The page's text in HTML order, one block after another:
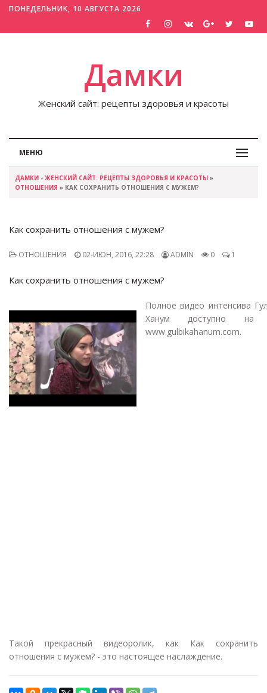
ПОНЕДЕЛЬНИК, 10 АВГУСТА 2026
Дамки
Женский сайт: рецепты здоровья и красоты
МЕНЮ
ДАМКИ - ЖЕНСКИЙ САЙТ: РЕЦЕПТЫ ЗДОРОВЬЯ И КРАСОТЫ »
ОТНОШЕНИЯ » КАК СОХРАНИТЬ ОТНОШЕНИЯ С МУЖЕМ?
Как сохранить отношения с мужем?
ОТНОШЕНИЯ 02-ИЮН, 2016, 22:28 ADMIN 0 1
Как сохранить отношения с мужем?
Полное видео интенсива
Ханум доступно на
www.gulbikahanum.com.
Такой прекрасный видеоролик, как Как сохранить
отношения с мужем? - это настоящее наслаждение.